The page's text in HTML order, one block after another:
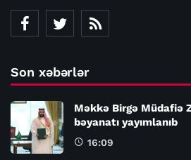
Son xəbərlər
Məkkə Birgə Müdafiə
bəyanatı yayımlanıb
16:09